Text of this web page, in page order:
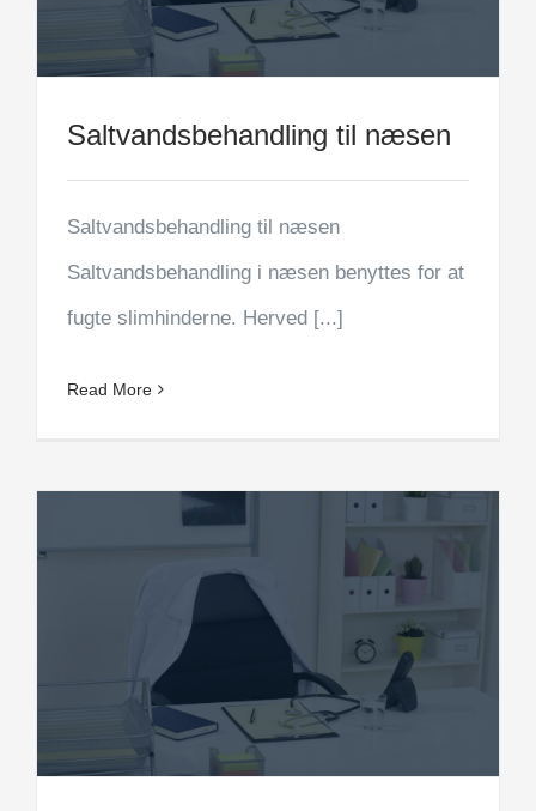
Saltvandsbehandling til næsen
Saltvandsbehandling til næsen
Saltvandsbehandling i næsen benyttes for at
fugte slimhinderne. Herved [...]
Read More